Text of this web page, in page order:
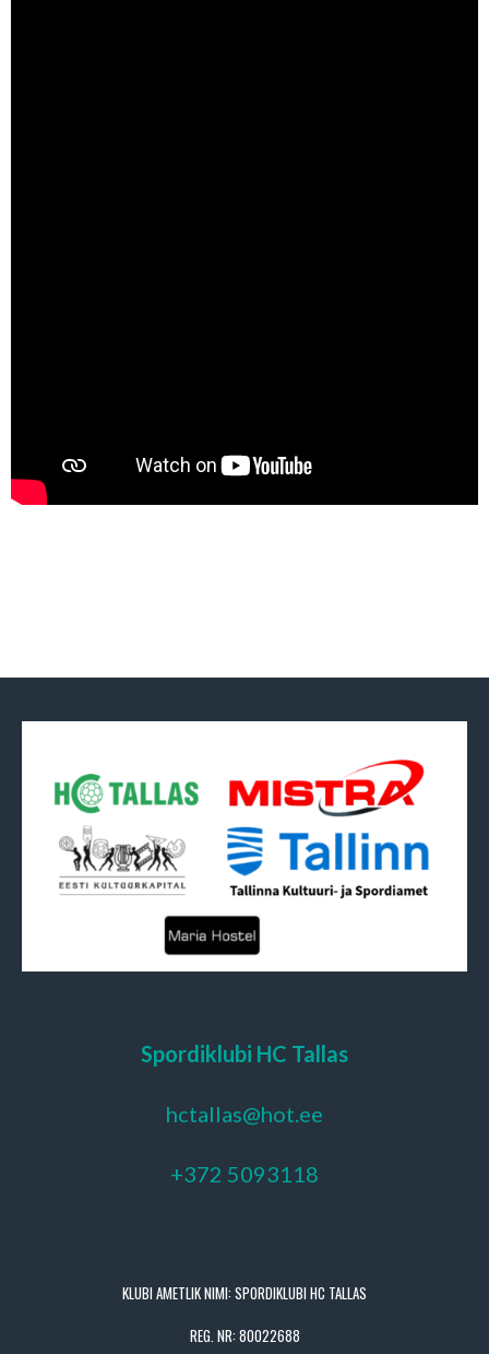
Spordiklubi HC Tallas
hctallas@hot.ee
+372 5093118
KLUBI AMETLIK NIMI: SPORDIKLUBI HC TALLAS
REG. NR: 80022688